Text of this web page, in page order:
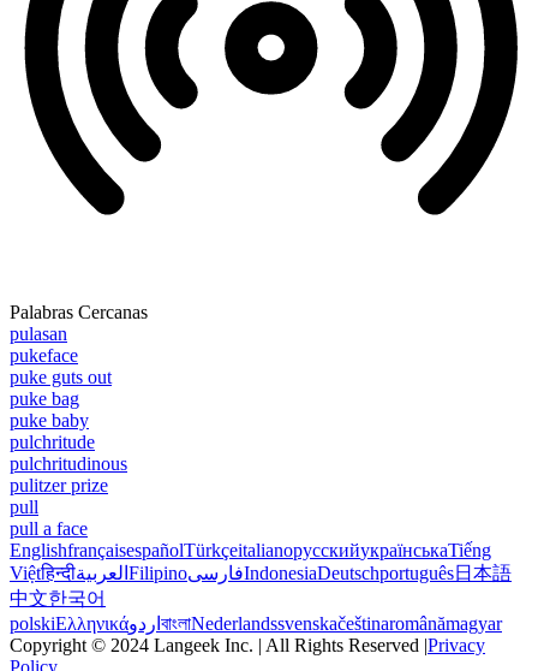
Palabras Cercanas
pulasan
pukeface
puke guts out
puke bag
puke baby
pulchritude
pulchritudinous
pulitzer prize
pull
pull a face
EnglishfrançaisespañolTürkçeitalianoрусскийукраїнськаTiếng
Việtहिन्दीالعربية FilipinoفارسیIndonesiaDeutschportuguês日本語
中文한국어
polskiΕλληνικάاردو বাংলাNederlandssvenskačeštinaromânămagyar
Copyright © 2024 Langeek Inc. | All Rights Reserved |Privacy
Policy